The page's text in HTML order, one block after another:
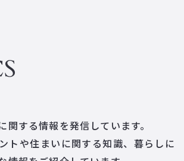
関する情報を発信しています。
トや住まいに関する知識、暮らしに